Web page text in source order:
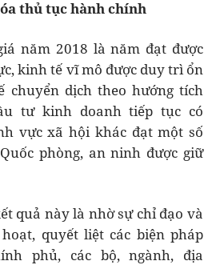
thủ tục hành chính
năm 2018 là năm đạt được
kinh tế vĩ mô được duy trì ổn
chuyển dịch theo hướng tích
tư kinh doanh tiếp tục có
vực xã hội khác đạt một số
phòng, an ninh được giữ
quả này là nhờ sự chỉ đạo và
quyết liệt các biện pháp
phủ, các bộ, ngành, địa